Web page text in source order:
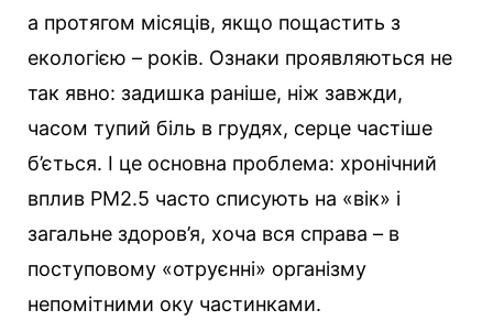
а протягом місяців, якщо пощастить з
екологією – років. Ознаки проявляються не
так явно: задишка раніше, ніж завжди,
часом тупий біль в грудях, серце частіше
б’ється. І це основна проблема: хронічний
вплив РМ2.5 часто списують на «вік» і
загальне здоров’я, хоча вся справа – в
поступовому «отруєнні» організму
непомітними оку частинками.